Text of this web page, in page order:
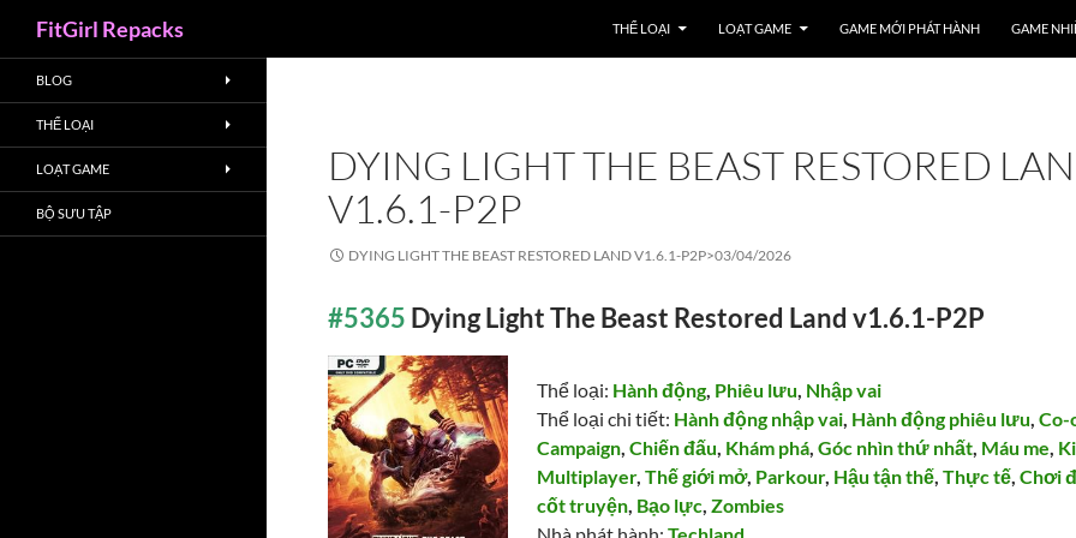
FitGirl Repacks THỂ LOẠI LOẠT GAME GAME MỚI PHÁT HÀNH GAME
DYING LIGHT THE BEAST RESTORED
V1.6.1-P2P
DYING LIGHT THE BEAST RESTORED LAND V1.6.1-P2P>03/04/2026
#5365 Dying Light The Beast Restored Land v1.6.1-P2P
Thể loại: Hành động, Phiêu lưu, Nhập vai
Thể loại chi tiết: Hành động nhập vai, Hành động phiêu lưu,Co-
Campaign,Chiến đấu, Khám phá,Góc nhìn thứ nhất, Máu me,
Multiplayer,Thế giới mở, Parkour, Hậu tận thế,Thực tế,Chơi
cốt truyện, Bạo lực,Zombies
BLOG
THỂ LOẠI
LOẠT GAME
BỘ SƯU TẬP